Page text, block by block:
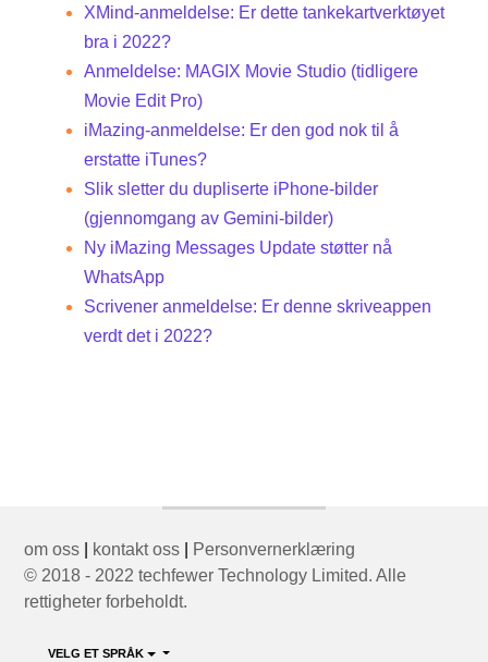
XMind-anmeldelse: Er dette tankekartverktøyet
bra i 2022?
Anmeldelse: MAGIX Movie Studio (tidligere
Movie Edit Pro)
iMazing-anmeldelse: Er den god nok til å
erstatte iTunes?
Slik sletter du dupliserte iPhone-bilder
(gjennomgang av Gemini-bilder)
Ny iMazing Messages Update støtter nå
WhatsApp
Scrivener anmeldelse: Er denne skriveappen
verdt det i 2022?
om oss kontakt oss
Personvernerklæring
© 2018 - 2022 techfewer Technology Limited. Alle
rettigheter forbeholdt.
VELG ET SPRÅK